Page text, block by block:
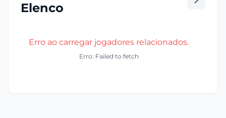
Elenco
Erro ao carregar jogadores relacionados.
Erro: Failed to fetch